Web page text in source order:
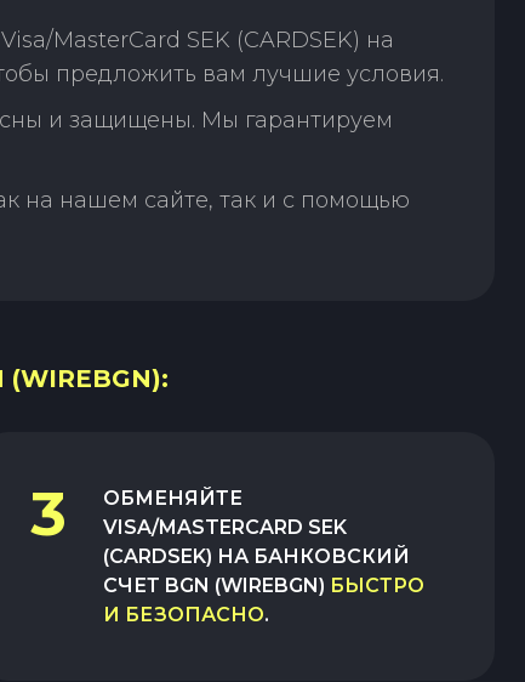
MasterCard SEK (CARDSEK) на
предложить вам лучшие условия.
и защищены. Мы гарантируем
на нашем сайте, так и с помощью
3
ОБМЕНЯЙТЕ
VISA/MASTERCARD SEK
(CARDSEK) НА БАНКОВСКИЙ
СЧЕТ BGN (WIREBGN) БЫСТРО
И БЕЗОПАСНО.